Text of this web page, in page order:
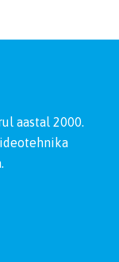
aastal 2000.